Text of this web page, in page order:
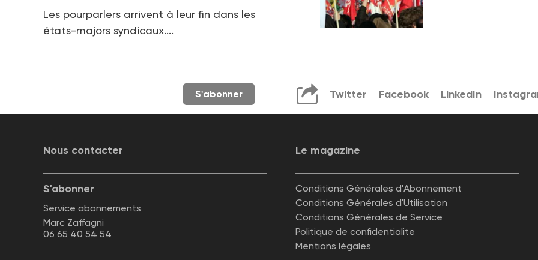
Les pourparlers arrivent à leur fin dans les
états-majors syndicaux....
S'abonner Twitter Facebook LinkedIn
Nous contacter Le magazine
S'abonner
Service abonnements
Marc Zaffagni
06 65 40 54 54
Conditions Générales d'Abonnement
Conditions Générales d'Utilisation
Conditions Générales de Service
Politique de confidentialite
Mentions légales